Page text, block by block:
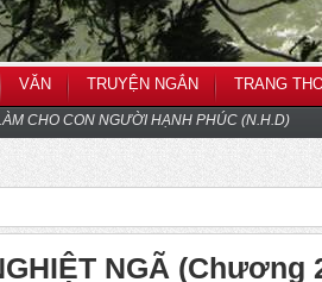
VĂN TRUYỆN NGẮN TRANG
CHO CON NGƯỜI HẠNH PHÚC (N.H.D)
NGÃ (Chương